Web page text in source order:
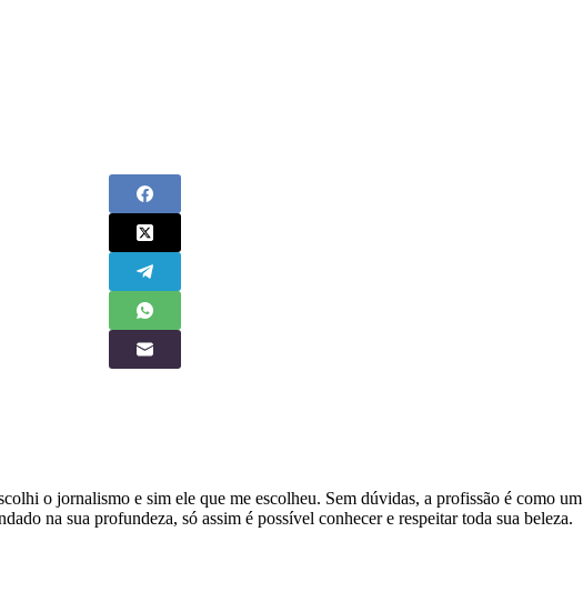
o jornalismo e sim ele que me escolheu. Sem dúvidas, a profissão é como um
na sua profundeza, só assim é possível conhecer e respeitar toda sua beleza.